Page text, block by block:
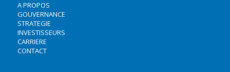
A PROPOS
GOUVERNANCE
STRATEGIE
INVESTISSEURS
CARRIERE
CONTACT